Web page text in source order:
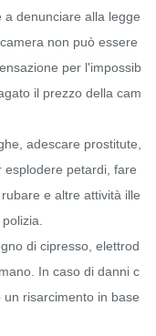
denunciare alla legge
non può essere
per l'impossib
il prezzo della cam
adescare prostitute,
petardi, fare
e altre attività ille
di cipresso, elettrod
In caso di danni c
risarcimento in base